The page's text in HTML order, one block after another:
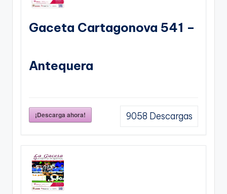
Gaceta Cartagonova 541 –
Antequera
¡Descarga ahora! 9058 Descargas